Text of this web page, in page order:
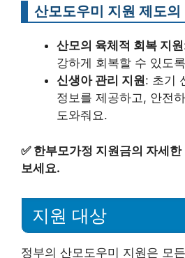
산모도우미 지원 제도의
산모의 육체적 회복 지원
강하게 회복할 수 있도
신생아 관리 지원: 초기
정보를 제공하고, 안전
도와줘요.
✅ 한부모가정 지원금의 자세
보세요.
지원 대상
정부의 산모도우미 지원은 모